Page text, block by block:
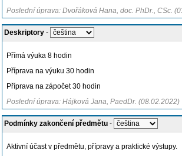
Poslední úprava: Dvořáková Hana, doc. PhDr., CSc.
Deskriptory -
Přímá výuka 8 hodin
Příprava na výuku 30 hodin
Příprava na zápočet 30 hodin
Poslední úprava: Hájková Jana, PaedDr. (08.02.2022)
Podmínky zakončení předmětu -
Aktivní účast v předmětu, přípravy a praktické výstupy.